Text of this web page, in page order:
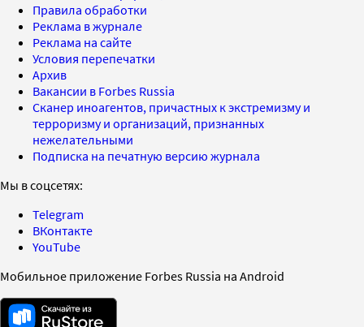
Правила обработки
Реклама в журнале
Реклама на сайте
Условия перепечатки
Архив
Вакансии в Forbes Russia
Сканер иноагентов, причастных к экстремизму и
терроризму и организаций, признанных
нежелательными
Подписка на печатную версию журнала
Мы в соцсетях:
Telegram
ВКонтакте
YouTube
Мобильное приложение Forbes Russia на Android